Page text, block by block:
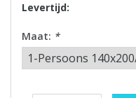
Levertijd:
Maat: *